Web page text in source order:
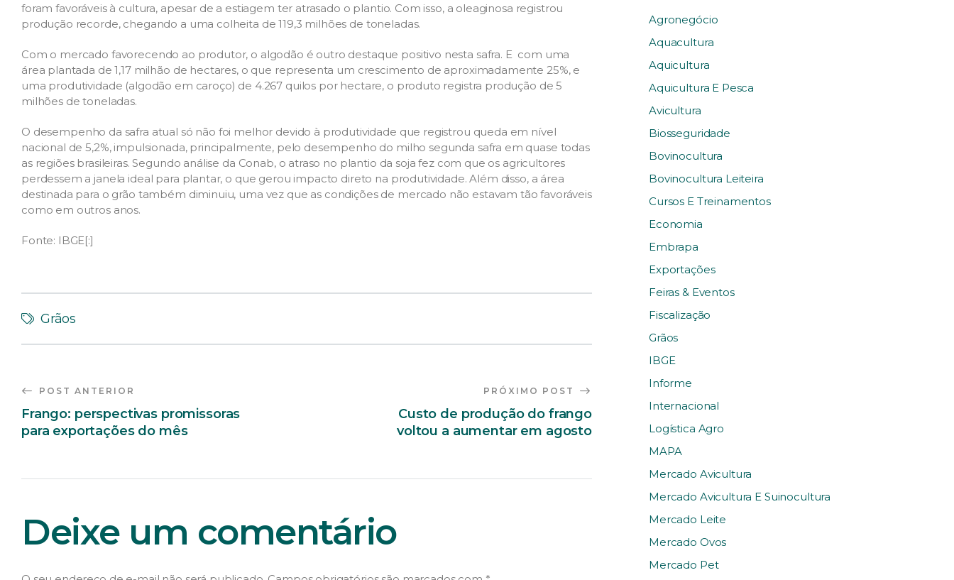
foram favoráveis à cultura, apesar de a estiagem ter atrasado o plantio. Com isso, a oleaginosa registrou
produção recorde, chegando a uma colheita de 119,3 milhões de toneladas.
Com o mercado favorecendo ao produtor, o algodão é outro destaque positivo nesta safra. E com uma
área plantada de 1,17 milhão de hectares, o que representa um crescimento de aproximadamente 25%, e
uma produtividade (algodão em caroço) de 4.267 quilos por hectare, o produto registra produção de 5
milhões de toneladas.
O desempenho da safra atual só não foi melhor devido à produtividade que registrou queda em nível
nacional de 5,2%, impulsionada, principalmente, pelo desempenho do milho segunda safra em quase todas
as regiões brasileiras. Segundo análise da Conab, o atraso no plantio da soja fez com que os agricultores
perdessem a janela ideal para plantar, o que gerou impacto direto na produtividade. Além disso, a área
destinada para o grão também diminuiu, uma vez que as condições de mercado não estavam tão favoráveis
como em outros anos.
Fonte: IBGE[:]
Grãos
POST ANTERIOR
Frango: perspectivas promissoras
para exportações do mês
PRÓXIMO POST
Custo de produção do frango
voltou a aumentar em agosto
Deixe um comentário
Agronegócio
Aquacultura
Aquicultura
Aquicultura E Pesca
Avicultura
Biosseguridade
Bovinocultura
Bovinocultura Leiteira
Cursos E Treinamentos
Economia
Embrapa
Exportações
Feiras & Eventos
Fiscalização
Grãos
IBGE
Informe
Internacional
Logística Agro
MAPA
Mercado Avicultura
Mercado Avicultura E Suinocultura
Mercado Leite
Mercado Ovos
Mercado Pet